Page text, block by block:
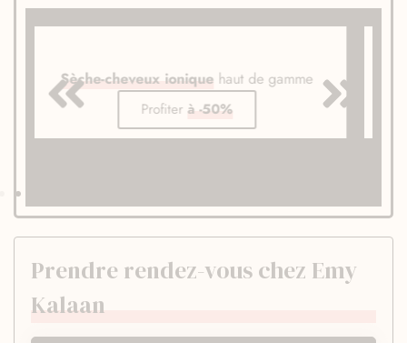
Sèche-cheveux ultra légerdesign et puissant
Profiterà -50%
Prendre rendez-vous chez Emy
Kalaan